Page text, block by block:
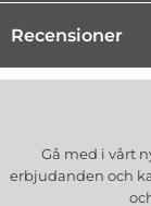
Recensioner
Gå med i vårt
erbjudanden och